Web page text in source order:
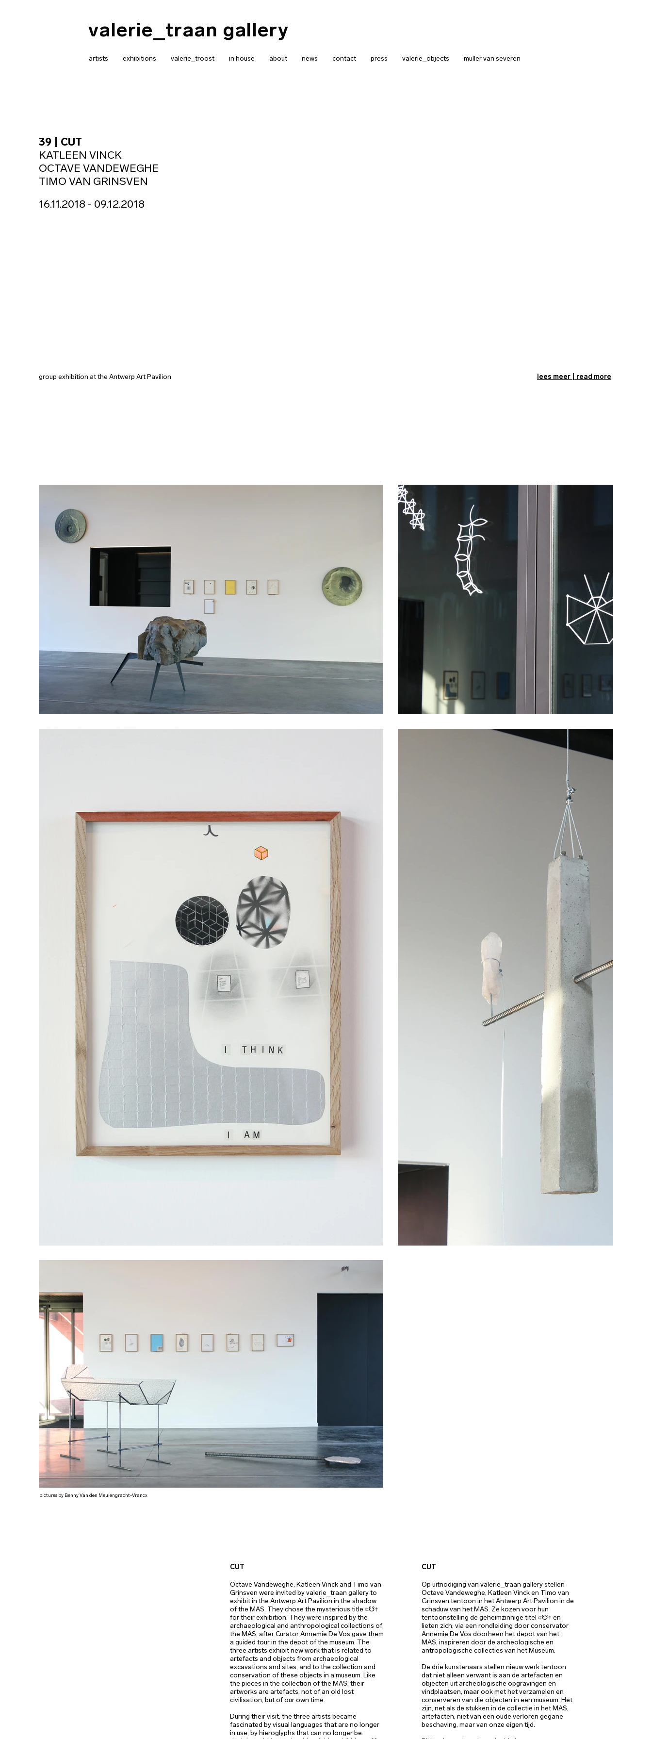
valerie_traan gallery
artists exhibitions valerie_troost in house about news contact press valerie_objects muller van severen
39 | CUT
KATLEEN VINCK
OCTAVE VANDEWEGHE
TIMO VAN GRINSVEN
16.11.2018 - 09.12.2018
group exhibition at the Antwerp Art Pavilion lees meer | read more
pictures by Benny Van den Meulengracht-Vrancx
CUT
Octave Vandeweghe, Katleen Vinck and Timo van
Grinsven were invited by valerie_traan gallery to
exhibit in the Antwerp Art Pavilion in the shadow
of the MAS. They chose the mysterious title ⍧☋☨
for their exhibition. They were inspired by the
archaeological and anthropological collections of
the MAS, after Curator Annemie De Vos gave them
a guided tour in the depot of the museum. The
three artists exhibit new work that is related to
artefacts and objects from archaeological
excavations and sites, and to the collection and
conservation of these objects in a museum. Like
the pieces in the collection of the MAS, their
artworks are artefacts, not of an old lost
civilisation, but of our own time.
During their visit, the three artists became
fascinated by visual languages that are no longer
in use, by hieroglyphs that can no longer be
CUT
Op uitnodiging van valerie_traan gallery stellen
Octave Vandeweghe, Katleen Vinck en Timo van
Grinsven tentoon in het Antwerp Art Pavilion in de
schaduw van het MAS. Ze kozen voor hun
tentoonstelling de geheimzinnige titel ⍧☋☨ en
lieten zich, via een rondleiding door conservator
Annemie De Vos doorheen het depot van het
MAS, inspireren door de archeologische en
antropologische collecties van het Museum.
De drie kunstenaars stellen nieuw werk tentoon
dat niet alleen verwant is aan de artefacten en
objecten uit archeologische opgravingen en
vindplaatsen, maar ook met het verzamelen en
conserveren van die objecten in een museum. Het
zijn, net als de stukken in de collectie in het MAS,
artefacten, niet van een oude verloren gegane
beschaving, maar van onze eigen tijd.